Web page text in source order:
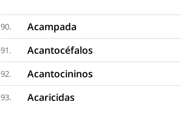
90. Acampada
91. Acantocéfalos
92. Acantocininos
93. Acaricidas